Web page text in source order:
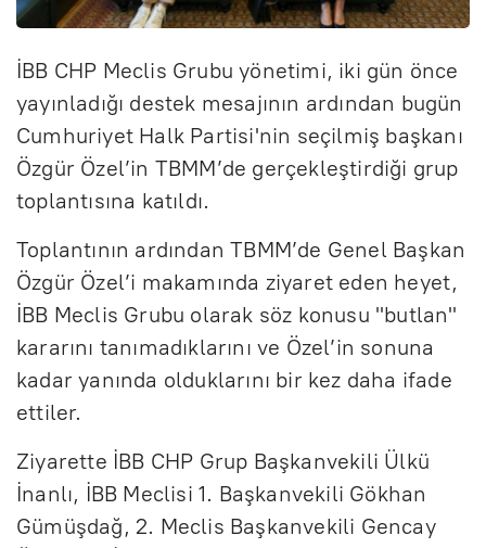
İBB CHP Meclis Grubu yönetimi, iki gün önce
yayınladığı destek mesajının ardından bugün
Cumhuriyet Halk Partisi'nin seçilmiş başkanı
Özgür Özel’in TBMM’de gerçekleştirdiği grup
toplantısına katıldı.
Toplantının ardından TBMM’de Genel Başkan
Özgür Özel’i makamında ziyaret eden heyet,
İBB Meclis Grubu olarak söz konusu "butlan"
kararını tanımadıklarını ve Özel’in sonuna
kadar yanında olduklarını bir kez daha ifade
ettiler.
Ziyarette İBB CHP Grup Başkanvekili Ülkü
İnanlı, İBB Meclisi 1. Başkanvekili Gökhan
Gümüşdağ, 2. Meclis Başkanvekili Gencay